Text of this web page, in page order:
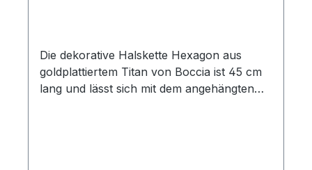
Die dekorative Halskette Hexagon aus
goldplattiertem Titan von Boccia ist 45 cm
lang und lässt sich mit dem angehängten